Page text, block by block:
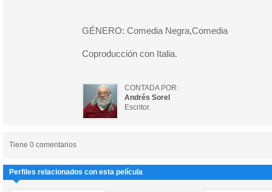
GÉNERO: Comedia Negra,Comedia
Coproducción con Italia.
CONTADA POR:
Andrés Sorel
Escritor.
Tiene 0 comentarios
Perfiles relacionados con esta película